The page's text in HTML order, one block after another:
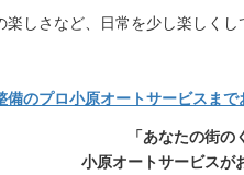
しさなど、日常を少し楽しくし
のプロ小原オートサービスまで
「あなたの街の
小原オートサービスが